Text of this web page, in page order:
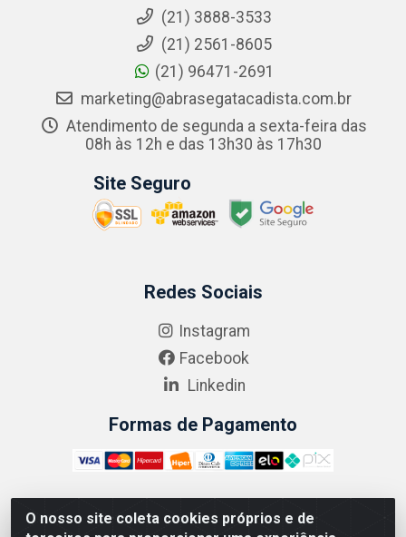
O nosso site coleta cookies próprios e de
(21) 3888-3533
(21) 2561-8605
(21) 96471-2691
marketing@abrasegatacadista.com.br
Atendimento de segunda a sexta-feira das
08h às 12h e das 13h30 às 17h30
Site Seguro
Redes Sociais
Instagram
Facebook
Linkedin
Formas de Pagamento
ABRASEG COMÉRCIO ATACADISTA LTDA - CNPJ: